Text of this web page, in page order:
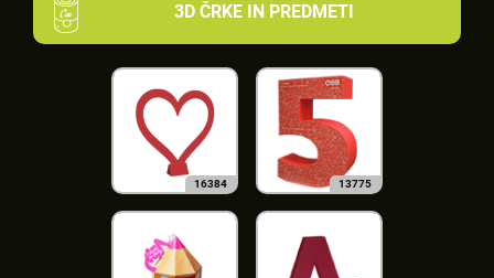
3D ČRKE IN PREDMETI
16384 13775